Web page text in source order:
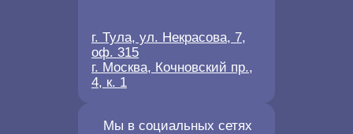
Мы в социальных сетях
г. Тула, ул. Некрасова, 7,
оф. 315
г. Москва, Кочновский пр.,
4, к. 1